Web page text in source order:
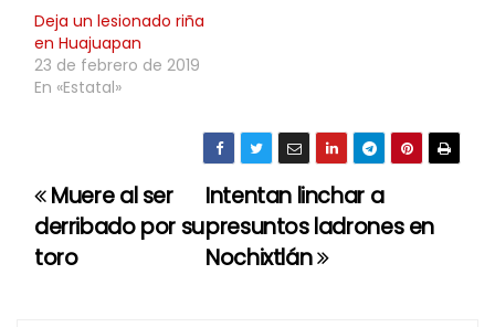
Deja un lesionado riña
en Huajuapan
23 de febrero de 2019
En «Estatal»
N
a
Intentan linchar a
presuntos ladrones en
Nochixtlán
Muere al ser
derribado por su
toro